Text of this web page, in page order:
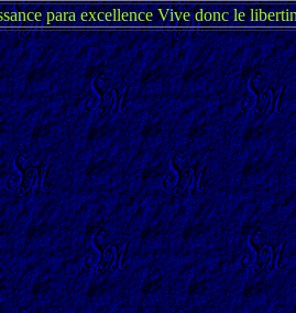
para excellence Vive donc le